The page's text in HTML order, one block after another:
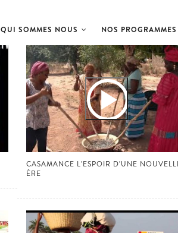
QUI SOMMES NOUS NOS PROGRAMMES
CASAMANCE L'ESPOIR D'UNE
ÈRE